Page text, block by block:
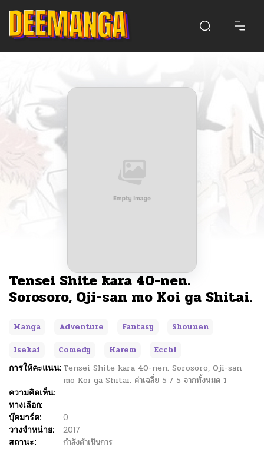
Tensei Shite kara 40-nen.
Sorosoro, Oji-san mo Koi ga Shitai.
Manga Adventure Fantasy
Shounen
Isekai
Comedy Harem
Ecchi
การให้คะแนน: Tensei Shite kara 40-nen. Sorosoro, Oji-san
mo Koi ga Shitai. ค่าเฉลี่ย 5 / 5 จากทั้งหมด 1
ความคิดเห็น:
ทางเลือก:
บุ๊คมาร์ค:
0
วางจำหน่าย:
2017
สถานะ:
กำลังดำเนินการ